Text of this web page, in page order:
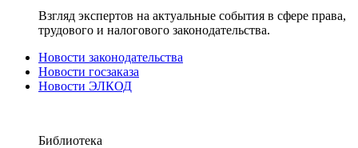
Взгляд экспертов на актуальные события в сфере права,
трудового и налогового законодательства.
Новости законодательства
Новости госзаказа
Новости ЭЛКОД
Библиотека